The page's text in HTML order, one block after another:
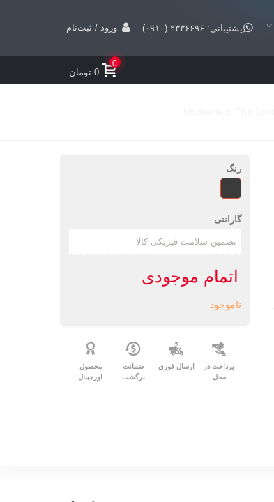
پشتیبانی: ۲۳۳۶۶۹۶ (۰۹۱۰) ورود / ثبت‌نام
0
0 تومان
رنگ
گارانتی
اتمام موجودی
ناموجود
پرداخت در
محل
ارسال فوری
ضمانت
برگشت
محصول
اورجینال